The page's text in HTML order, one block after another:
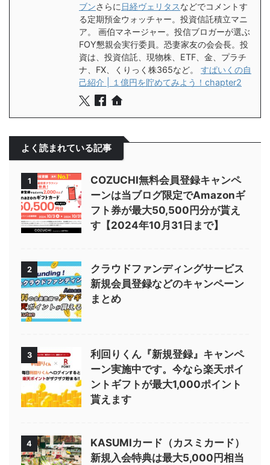
ブンさらに 日経ヴェリタスなどでコメントす
る定期預金ウォッチャー。投資信託積立マニ
ア。 画伯マネージャー。投信ブロガーが選ぶ
FOY懇親会実行委員。恐妻家友の会会長。投
資は、投資信託、現物株、ETF、金、プラチ
ナ、FX、くりっく株365など。 すぱいくの自
己紹介 | １億円を貯めてみよう！chapter2
よく読まれている記事
1
COZUCHI無料会員登録キャンペ
ーンは当ブログ限定でAmazonギ
フト券が最大50,500円分が貰え
す【2024年10月31日まで】
2
クラウドファンディングサービス
新規会員登録などのキャンペーン
まとめ
3
利回りくん『新規登録』キャンペ
ーン実施中です。今なら楽天ポイ
ントギフトが最大1,000ポイント
貰えます
4
KASUMIカード（カスミカード）
新規入会特典は最大5,000円相当